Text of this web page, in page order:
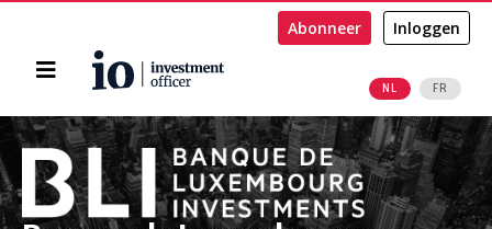
Home
NL FR
Abonneer Inloggen
Zoeken